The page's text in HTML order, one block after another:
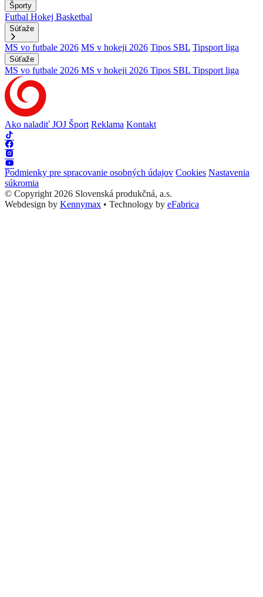
Športy
Futbal Hokej Basketbal
Súťaže
MS vo futbale 2026 MS v hokeji 2026 Tipos SBL Tipsport liga
Súťaže
MS vo futbale 2026 MS v hokeji 2026 Tipos SBL Tipsport liga
Ako naladiť JOJ Šport Reklama Kontakt
Podmienky pre spracovanie osobných údajov Cookies Nastavenia
súkromia
© Copyright 2026 Slovenská produkčná, a.s.
Webdesign by Kennymax • Technology by eFabrica